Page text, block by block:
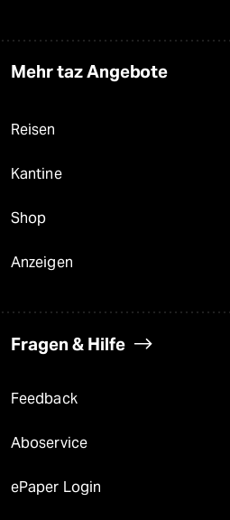
Mehr taz Angebote
Reisen
Kantine
Shop
Anzeigen
Fragen & Hilfe
Feedback
Aboservice
ePaper Login